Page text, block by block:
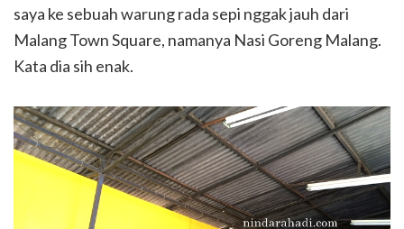
saya ke sebuah warung rada sepi nggak jauh dari
Malang Town Square, namanya Nasi Goreng Malang.
Kata dia sih enak.